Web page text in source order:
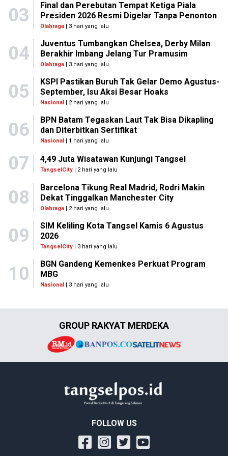
03
Final dan Perebutan Tempat Ketiga Piala
Presiden 2026 Resmi Digelar Tanpa Penonton
Olahraga| 3 hari yang lalu
04
Juventus Tumbangkan Chelsea, Derby Milan
Berakhir Imbang Jelang Tur Pramusim
Olahraga| 3 hari yang lalu
05
KSPI Pastikan Buruh Tak Gelar Demo Agustus-
September, Isu Aksi Besar Hoaks
Nasional| 2 hari yang lalu
06
BPN Batam Tegaskan Laut Tak Bisa Dikapling
dan Diterbitkan Sertifikat
Nasional| 1 hari yang lalu
07 4,49 Juta Wisatawan Kunjungi Tangsel
TangselCity | 2 hari yang lalu
08
Barcelona Tikung Real Madrid, Rodri Makin
Dekat Tinggalkan Manchester City
Olahraga| 2 hari yang lalu
09
SIM Keliling Kota Tangsel Kamis 6 Agustus
2026
TangselCity| 3 hari yang lalu
10
BGN Gandeng Kemenkes Perkuat Program
MBG
Nasional| 3 hari yang lalu
GROUP RAKYAT MERDEKA
FOLLOW US